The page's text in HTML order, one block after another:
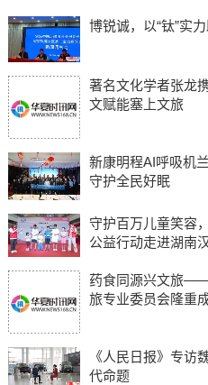
博锐诚，以“钛”实
著名文化学者张龙
文赋能塞上文旅
新康明程AI呼吸机
守护全民好眠
守护百万儿童笑容
公益行动走进湖南
药食同源兴文旅
旅专业委员会隆重
《人民日报》专访
代命题